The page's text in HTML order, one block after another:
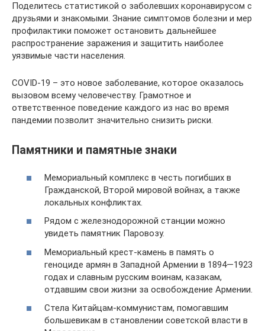
Поделитесь статистикой о заболевших коронавирусом с
друзьями и знакомыми. Знание симптомов болезни и мер
профилактики поможет остановить дальнейшее
распространение заражения и защитить наиболее
уязвимые части населения.
COVID-19 – это новое заболевание, которое оказалось
вызовом всему человечеству. Грамотное и
ответственное поведение каждого из нас во время
пандемии позволит значительно снизить риски.
Памятники и памятные знаки
Мемориальный комплекс в честь погибших в
Гражданской, Второй мировой войнах, а также
локальных конфликтах.
Рядом с железнодорожной станции можно
увидеть памятник Паровозу.
Мемориальный крест-камень в память о
геноциде армян в Западной Армении в 1894—1923
годах и славным русским воинам, казакам,
отдавшим свои жизни за освобождение Армении.
Стела Китайцам-коммунистам, помогавшим
большевикам в становлении советской власти в